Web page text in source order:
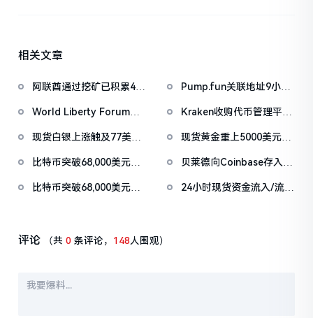
相关文章
阿联酋通过挖矿已积累4.5
Pump.fun关联地址9小时
PUMP
World Liberty Forum开
Trump称加密仍处「起跑
线」
Kraken收购代币管理平台
版图
现货白银上涨触及77美元/
现货黄金重上5000美元/
比特币突破68,000美元，
贝莱德向Coinbase存入
1.6839亿美元
比特币突破68,000美元，
24小时现货资金流入/流出
评论 （共0 条评论， 148人围观）